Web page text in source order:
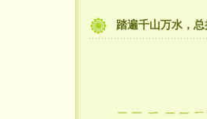
踏遍千山万水，